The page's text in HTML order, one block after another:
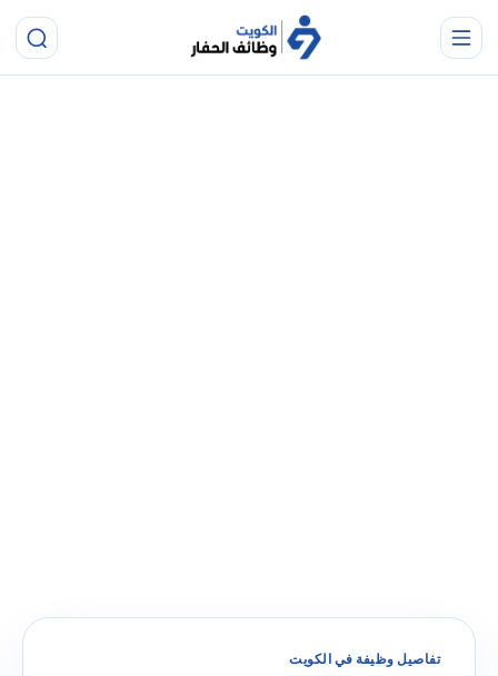
تفاصيل وظيفة في الكويت